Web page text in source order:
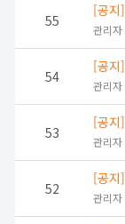
55
[공지]
관리자
54
[공지]
관리자
53
[공지]
관리자
52
[공지]
관리자